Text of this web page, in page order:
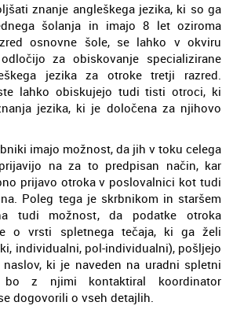
znanje angleškega jezika, ki so ga
šolanja in imajo 8 let oziroma
osnovne šole, se lahko v okviru
za obiskovanje specializirane
jezika za otroke tretji razred.
lahko obiskujejo tudi tisti otroci, ki
jezika, ki je določena za njihovo
imajo možnost, da jih v toku celega
na za to predpisan način, kar
prijavo otroka v poslovalnici kot tudi
Poleg tega je skrbnikom in staršem
tudi možnost, da podatke otroka
o vrsti spletnega tečaja, ki ga želi
individualni, pol-individualni), pošljejo
ki je naveden na uradni spletni
z njimi kontaktiral koordinator
dogovorili o vseh detajlih.